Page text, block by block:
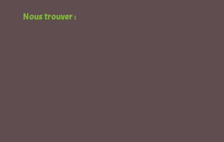
Nous trouver :